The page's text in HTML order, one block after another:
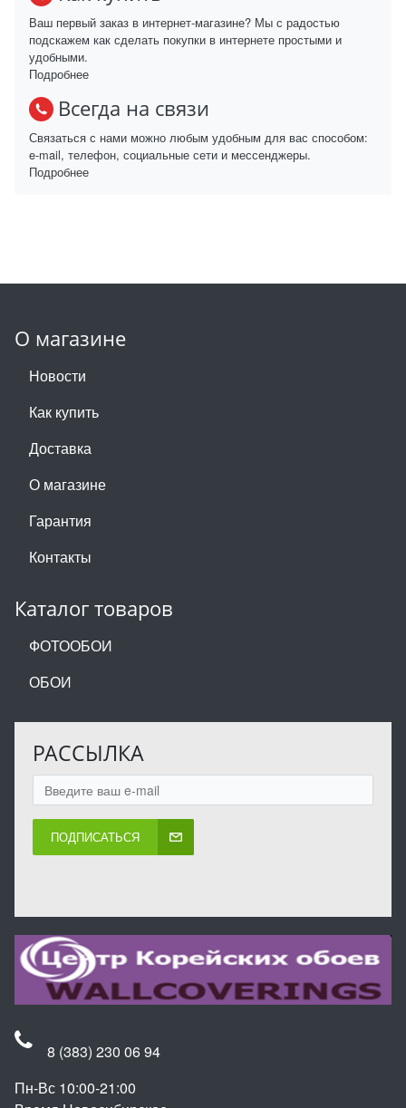
Ваш первый заказ в интернет-магазине? Мы с радостью
подскажем как сделать покупки в интернете простыми и
удобными.
Подробнее
Всегда на связи
Связаться с нами можно любым удобным для вас способом:
e-mail, телефон, социальные сети и мессенджеры.
Подробнее
О магазине
Новости
Как купить
Доставка
О магазине
Гарантия
Контакты
Каталог товаров
ФОТООБОИ
ОБОИ
РАССЫЛКА
ПОДПИСАТЬСЯ
8 (383) 230 06 94
Пн-Вс 10:00-21:00